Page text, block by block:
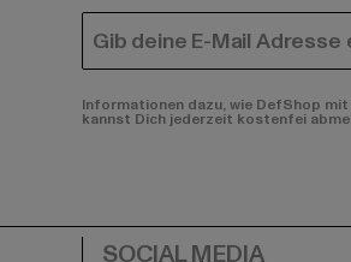
E-MAIL
Informationen dazu, wie DefShop
kannst Dich jederzeit kostenfei